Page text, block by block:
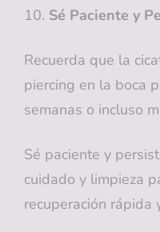
10. Sé Paciente y
Recuerda que la
piercing en la boca
semanas o incluso
Sé paciente y
cuidado y limpieza
recuperación rápida